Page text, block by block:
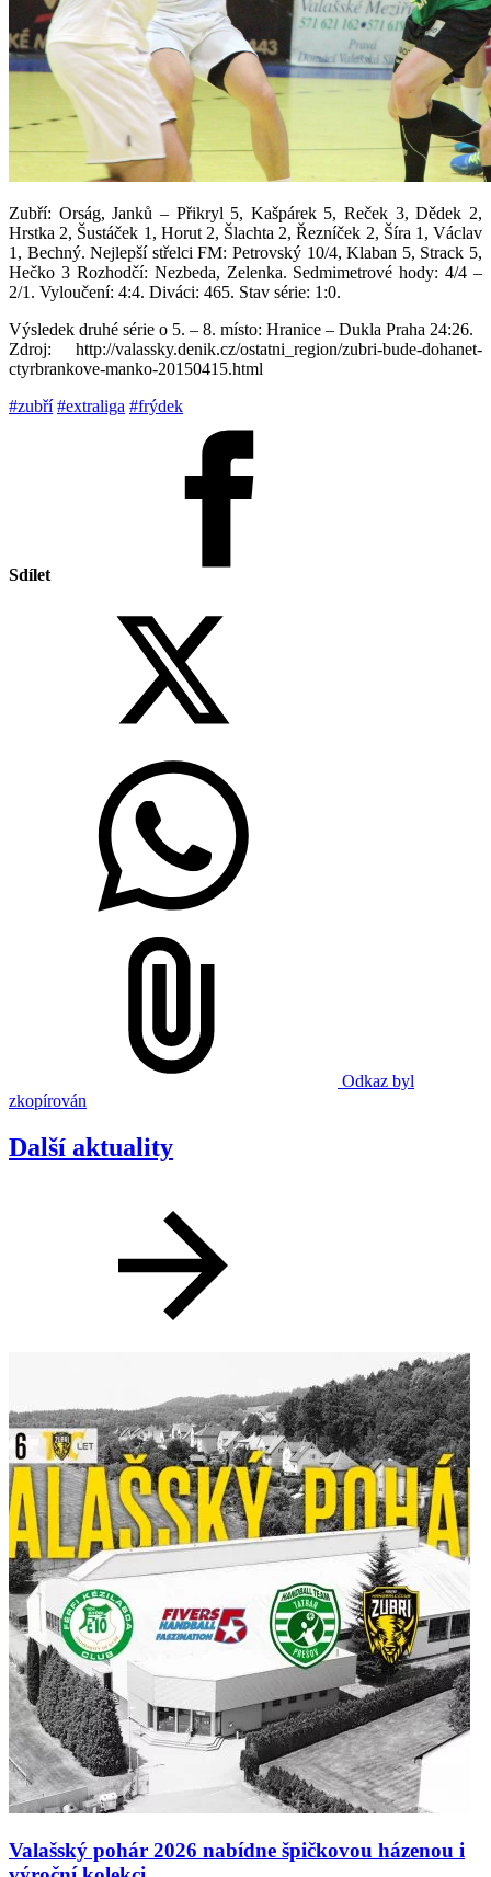
Zubří: Orság, Janků – Přikryl 5, Kašpárek 5, Reček 3, Dědek 2,
Hrstka 2, Šustáček 1, Horut 2, Šlachta 2, Řezníček 2, Šíra 1, Václav
1, Bechný. Nejlepší střelci FM: Petrovský 10/4, Klaban 5, Strack 5,
Hečko 3 Rozhodčí: Nezbeda, Zelenka. Sedmimetrové hody: 4/4 –
2/1. Vyloučení: 4:4. Diváci: 465. Stav série: 1:0.
Výsledek druhé série o 5. – 8. místo: Hranice – Dukla Praha 24:26.
Zdroj: http://valassky.denik.cz/ostatni_region/zubri-bude-dohanet-
ctyrbrankove-manko-20150415.html
#zubří #extraliga #frýdek
Sdílet
Odkaz byl
zkopírován
Další aktuality
Valašský pohár 2026 nabídne špičkovou házenou i